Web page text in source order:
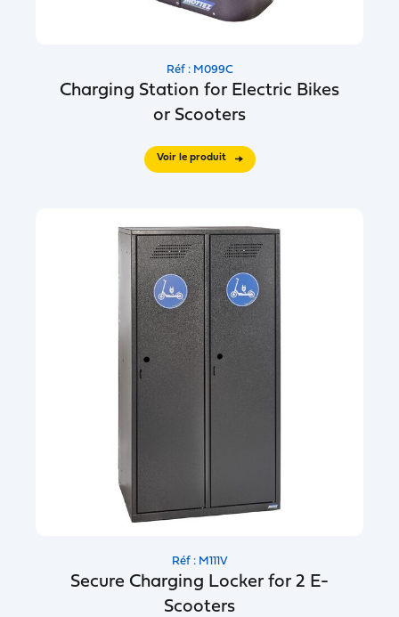
Réf : M099C
Charging Station for Electric Bikes
or Scooters
Voir le produit
Réf : M111V
Secure Charging Locker for 2 E-
Scooters